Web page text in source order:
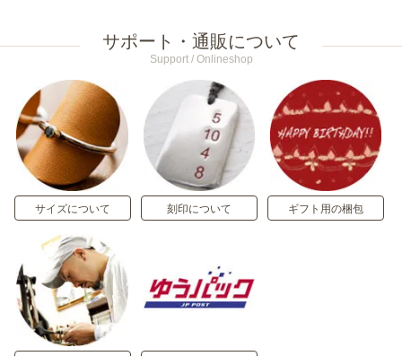
サポート・通販について
Support / Onlineshop
サイズについて 刻印について ギフト用の梱包